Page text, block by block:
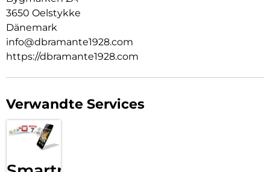
3650 Oelstykke
Dänemark
info@dbramante1928.com
https://dbramante1928.com
Verwandte Services